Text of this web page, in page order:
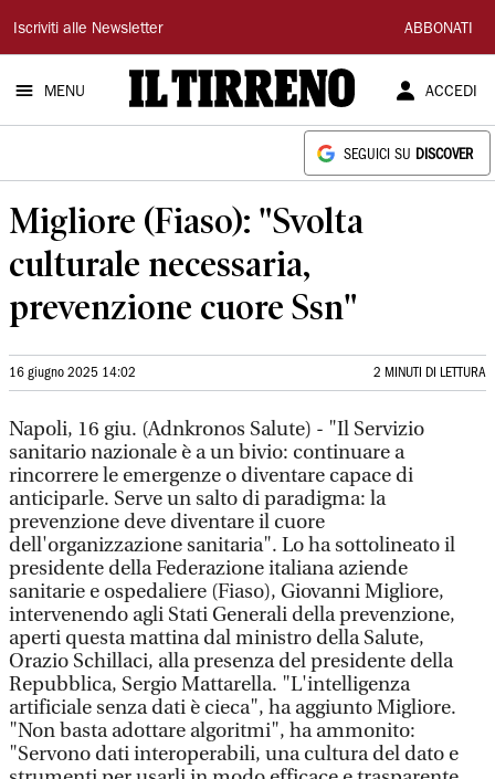
Il
Tirreno
Iscriviti alle Newsletter ABBONATI
MENU ACCEDI
SEGUICI SU DISCOVER
Migliore (Fiaso): "Svolta
culturale necessaria,
prevenzione cuore Ssn"
16 giugno 2025 14:02 2 MINUTI DI LETTURA
Napoli, 16 giu. (Adnkronos Salute) - "Il Servizio
sanitario nazionale è a un bivio: continuare a
rincorrere le emergenze o diventare capace di
anticiparle. Serve un salto di paradigma: la
prevenzione deve diventare il cuore
dell'organizzazione sanitaria". Lo ha sottolineato il
presidente della Federazione italiana aziende
sanitarie e ospedaliere (Fiaso), Giovanni Migliore,
intervenendo agli Stati Generali della prevenzione,
aperti questa mattina dal ministro della Salute,
Orazio Schillaci, alla presenza del presidente della
Repubblica, Sergio Mattarella. "L'intelligenza
artificiale senza dati è cieca", ha aggiunto Migliore.
"Non basta adottare algoritmi", ha ammonito:
"Servono dati interoperabili, una cultura del dato e